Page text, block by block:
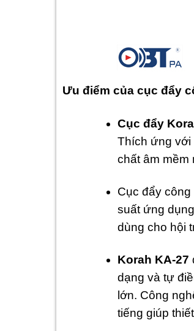
Ưu điểm của cục đẩy
Cục đẩy
Thích ứng với
chất âm mềm
Cục đẩy
suất ứng
dùng cho hội
Korah KA-27
dạng và tự
lớn. Công
tiếng giúp